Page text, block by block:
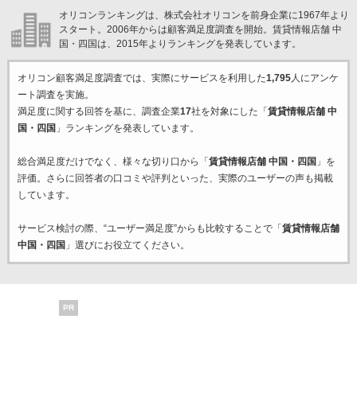
オリコンランキングは、株式会社オリコンを前身企業に1967年より
スタート。2006年からは顧客満足度調査を開始。賃貸情報店舗 中
国・四国は、2015年よりランキングを発表しています。
オリコン顧客満足度調査では、実際にサービスを利用した1,795人にアンケ
ート調査を実施。
満足度に関する回答を基に、調査企業17社を対象にした「 賃貸情報店舗 中
国・四国 」ランキングを発表しています。
総合満足度だけでなく、様々な切り口から「 賃貸情報店舗 中国・四国 」を
評価。さらに回答者の口コミや評判といった、実際のユーザーの声も掲載
しています。
サービス検討の際、“ユーザー満足度”からも比較することで「 賃貸情報店舗
中国・四国 」選びにお役立てください。
PR